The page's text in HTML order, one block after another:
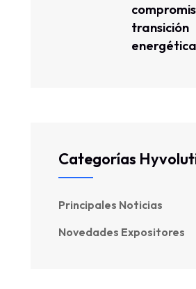
transición
energética
Categorías
Principales Noticias
Novedades Expositores